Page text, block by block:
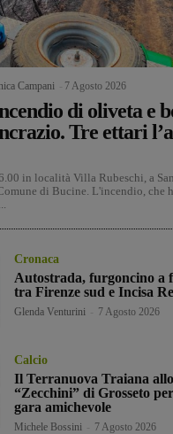
Campani 7 Agosto 2026
di oliveta e
Tre ettari
in località Villa Rubeschi, a San
di Bucine. L'incendio, che
Cronaca
Autostrada, furgoncino a
tra Firenze sud e Incisa
Glenda Venturini 7 Agosto 2026
Calcio
Il Terranuova Traiana allo
“Zecchini” di Grosseto
gara amichevole
Michele Bossini 7 Agosto 2026